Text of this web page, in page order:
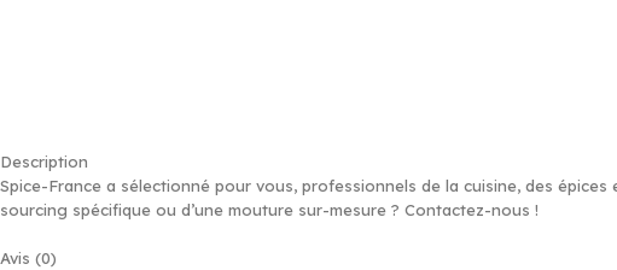
Description
Spice-France a sélectionné pour vous, professionnels de la cuisine, des
sourcing spécifique ou d’une mouture sur-mesure ? Contactez-nous !
Avis (0)